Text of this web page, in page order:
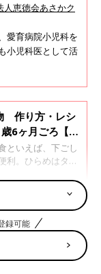
人恵徳会あさかク
愛育病院小児科を
小児科医として活
作り方・レシ
6ヶ月ごろ【動
といえば、下ごし
利。ひらめはタン
べやすいお魚。ひ
なので、ぜひチャ
かる…離乳
乳食の回数が1日
録可能